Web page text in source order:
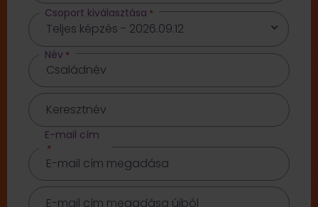
Csoport kiválasztása *
Név *
E-mail cím
*